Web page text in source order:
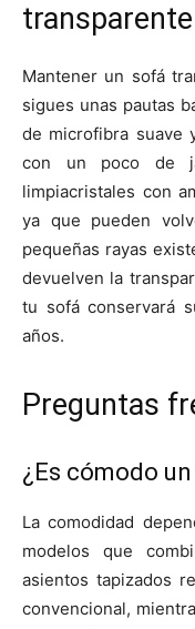
transparente
Mantener un sofá
sigues unas pautas
de microfibra suave
con un poco de
limpiacristales con
ya que pueden
pequeñas rayas
devuelven la
tu sofá conservará
años.
Preguntas
¿Es cómodo
La comodidad
modelos que
asientos tapizados
convencional,